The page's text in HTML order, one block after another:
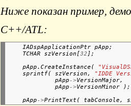
Ниже показан пример,
C++/ATL:
    IADspApplicationPtr pApp;
    TCHAR szVersion[
32
    pApp.CreateInstance(
    sprintf( szVersion,
"IDDE
             pApp
->VersionMajor,
             pApp
->
    pApp
->